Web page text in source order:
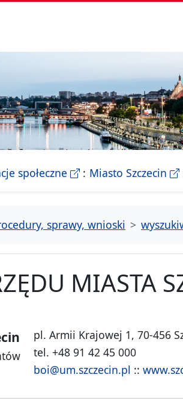
Publicznej Urzedu Miasta
społeczne- strona konsultacji
Miasto Szczecin -
sprawy, wnioski
MIASTA
pl. Armii Krajowej 1, 70-456
tel. +48 91 42 45 000
boi@um.szczecin.pl ::